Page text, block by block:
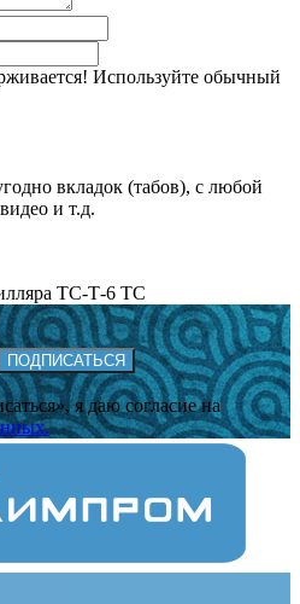
Используйте обычный
вкладок (табов), с любой
и т.д.
ТС-Т-6 ТС
ПОДПИСАТЬСЯ
я даю cогласие на